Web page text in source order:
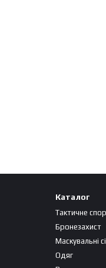
Каталог
Тактичне
Бронезахист
Маскувальні
Одяг